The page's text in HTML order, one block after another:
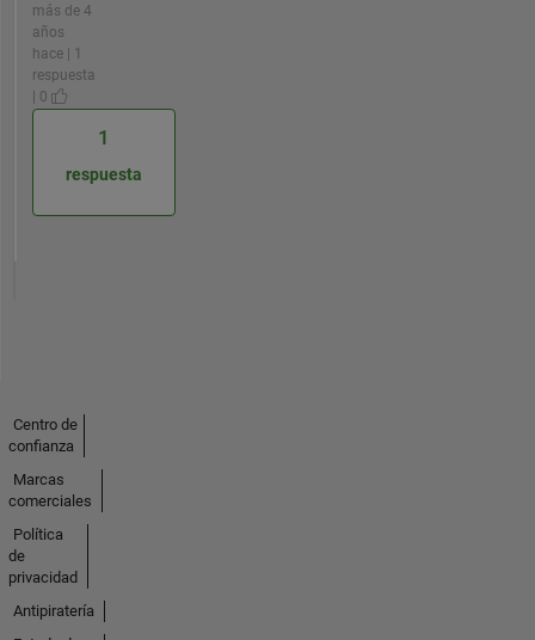
más de 4
años
hace | 1
respuesta
| 0
1
respuesta
Centro de
confianza
Marcas
comerciales
Política
de
privacidad
Antipiratería